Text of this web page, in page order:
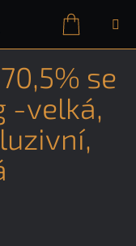
PřihlášeníNákupní
košík
se
-velká,